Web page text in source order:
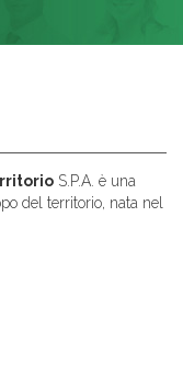
S.P.A. è una
del territorio, nata nel